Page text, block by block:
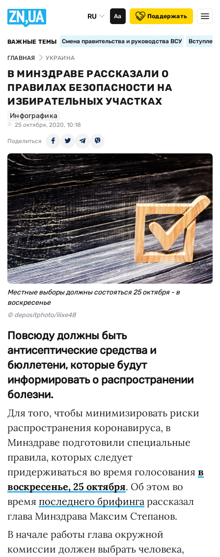
RU Аа Поддержать
ВАЖНЫЕ ТЕМЫ Смена правительства и руководства ВСУ
ГЛАВНАЯ УКРАИНА
В МИНЗДРАВЕ РАССКАЗАЛИ О
ПРАВИЛАХ БЕЗОПАСНОСТИ НА
ИЗБИРАТЕЛЬНЫХ УЧАСТКАХ
Инфографика
25 октября, 2020, 10:18
Поделиться
Местные выборы должны состояться 25 октября - в
воскресенье
© depositphoto/ilixe48
Повсюду должны быть
антисептические средства и
бюллетени, которые будут
информировать о распространении
болезни.
Для того, чтобы минимизировать риски
распространения коронавируса, в
Минздраве подготовили специальные
правила, которых следует
придерживаться во время голосования в
воскресенье, 25 октября. Об этом во
время последнего брифинга рассказал
глава Минздрава Максим Степанов.
В начале работы глава окружной
комиссии должен выбрать человека,